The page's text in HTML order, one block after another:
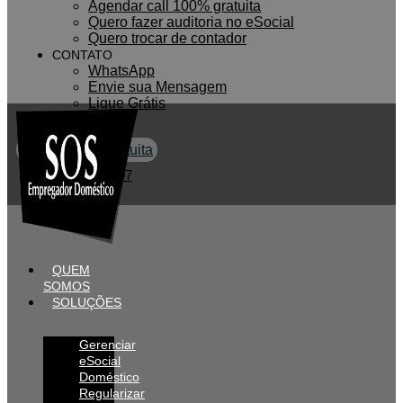
Agendar call 100% gratuita
Quero fazer auditoria no eSocial
Quero trocar de contador
CONTATO
WhatsApp
Envie sua Mensagem
Ligue Grátis
Agendar call gratuita
0800 007 2707
QUEM
SOMOS
SOLUÇÕES
Gerenciar
eSocial
Doméstico
Regularizar